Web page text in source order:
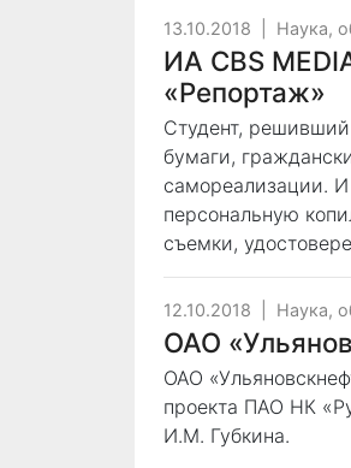
13.10.2018 Наука,
ИА CBS
«Репортаж»
Студент,
бумаги,
самореализации.
персональную
съемки,
12.10.2018 Наука,
ОАО
ОАО
проекта ПАО НК
И.М. Губкина.